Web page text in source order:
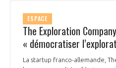
ESPACE
The Exploration
« démocratiser
La startup franco-allemande,